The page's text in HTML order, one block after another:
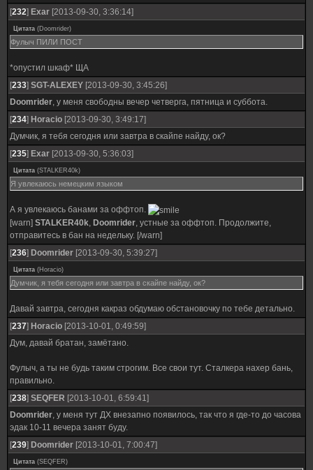
[232] Exar [2013-09-30, 3:36:14]
Цитата (Doomrider)
Фулыч ПИЛИ ПОСТ
*опустил шкаф* ЩА
[233] SGT-ALEXEY [2013-09-30, 3:45:26]
Doomrider, у меня свободны вечер четверга, пятница и суббота.
[234] Horacio [2013-09-30, 3:49:17]
Думчик, я тебя сегодня или завтра в скайпе найду, ок?
[235] Exar [2013-09-30, 5:36:03]
Цитата (STALKER40k)
Я увлекаюсь немецким языком
А я увлекаюсь банами за оффтоп.
[warn] STALKER40k, Doomrider, устные за оффтоп. Продолжите,
отправитесь в бан на недельку. [/warn]
[236] Doomrider [2013-09-30, 5:39:27]
Цитата (Horacio)
Думчик, я тебя сегодня или завтра в скайпе найду, ок?
Давай завтра, сегодня какраз обдумаю обстановочку по тебе детально.
[237] Horacio [2013-10-01, 0:49:59]
Дум, давай братан, замётано.
Фулыч, а ты не будь таким строгим. Все свои тут. Сталкера нахер бань,
правильно.
[238] SEQFER [2013-10-01, 6:59:41]
Doomrider, у меня тут ДХ внезапно появилось, так что я где-то до часова
эдак 10-11 вечера занят буду.
[239] Doomrider [2013-10-01, 7:00:47]
Цитата (SEQFER)